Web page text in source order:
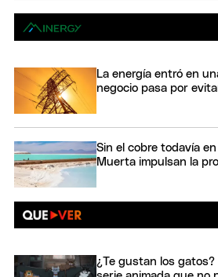
La energía entró en
negocio pasa por
Sin el cobre todavía
Muerta impulsan la
¿Te gustan los